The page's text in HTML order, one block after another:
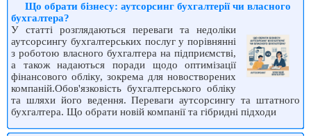
Що обрати бізнесу: аутсорсинг бухгалтерії чи власного
бухгалтера?
У статті розглядаються переваги та недоліки
аутсорсингу бухгалтерських послуг у порівнянні
з роботою власного бухгалтера на підприємстві,
а також надаються поради щодо оптимізації
фінансового обліку, зокрема для новостворених
компаній.Обов'язковість бухгалтерського обліку
та шляхи його ведення. Переваги аутсорсингу та штатного
бухгалтера. Що обрати новій компанії та гібридні підходи